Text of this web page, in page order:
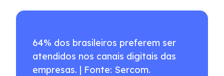
64% dos brasileiros preferem ser
atendidos nos canais digitais das
empresas. | Fonte: Sercom.